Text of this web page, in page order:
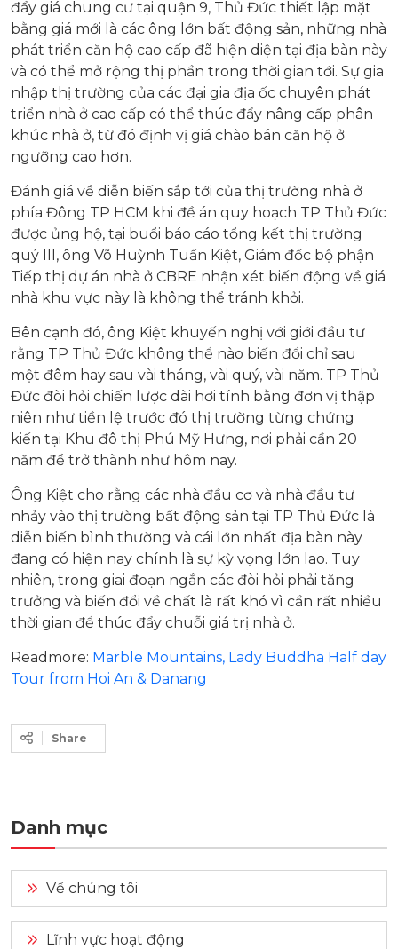
đẩy giá chung cư tại quận 9, Thủ Đức thiết lập mặt
bằng giá mới là các ông lớn bất động sản, những nhà
phát triển căn hộ cao cấp đã hiện diện tại địa bàn này
và có thể mở rộng thị phần trong thời gian tới. Sự gia
nhập thị trường của các đại gia địa ốc chuyên phát
triển nhà ở cao cấp có thể thúc đẩy nâng cấp phân
khúc nhà ở, từ đó định vị giá chào bán căn hộ ở
ngưỡng cao hơn.
Đánh giá về diễn biến sắp tới của thị trường nhà ở
phía Đông TP HCM khi đề án quy hoạch TP Thủ Đức
được ủng hộ, tại buổi báo cáo tổng kết thị trường
quý III, ông Võ Huỳnh Tuấn Kiệt, Giám đốc bộ phận
Tiếp thị dự án nhà ở CBRE nhận xét biến động về giá
nhà khu vực này là không thể tránh khỏi.
Bên cạnh đó, ông Kiệt khuyến nghị với giới đầu tư
rằng TP Thủ Đức không thể nào biến đổi chỉ sau
một đêm hay sau vài tháng, vài quý, vài năm. TP Thủ
Đức đòi hỏi chiến lược dài hơi tính bằng đơn vị thập
niên như tiền lệ trước đó thị trường từng chứng
kiến tại Khu đô thị Phú Mỹ Hưng, nơi phải cần 20
năm để trở thành như hôm nay.
Ông Kiệt cho rằng các nhà đầu cơ và nhà đầu tư
nhảy vào thị trường bất động sản tại TP Thủ Đức là
diễn biến bình thường và cái lớn nhất địa bàn này
đang có hiện nay chính là sự kỳ vọng lớn lao. Tuy
nhiên, trong giai đoạn ngắn các đòi hỏi phải tăng
trưởng và biến đổi về chất là rất khó vì cần rất nhiều
thời gian để thúc đẩy chuỗi giá trị nhà ở.
Readmore: Marble Mountains, Lady Buddha Half day
Tour from Hoi An & Danang
Share
Danh mục
Về chúng tôi
Lĩnh vực hoạt động